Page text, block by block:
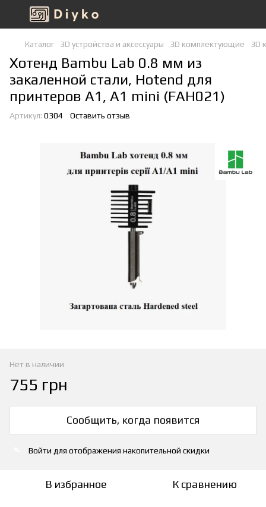
Каталог 3D устройства и аксессуары 3D комплектующие 3D
Хотенд Bambu Lab 0.8 мм из
закаленной стали, Hotend для
принтеров A1, A1 mini (FAH021)
Артикул: 0304 Оставить отзыв
Нет в наличии
755 грн
Сообщить, когда появится
Войти для отображения накопительной скидки
В избранное К сравнению